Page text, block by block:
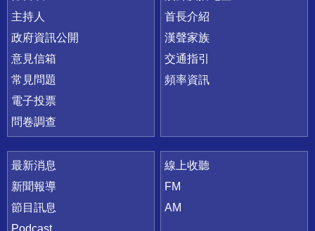
主持人
政府資訊公開
意見信箱
常見問題
電子投票
問卷調查
首長介紹
漢聲家族
交通指引
頻率資訊
最新消息
新聞報導
節目訊息
線上收聽
FM
AM